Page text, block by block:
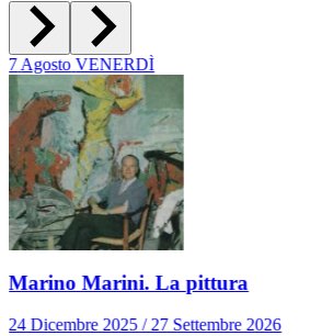
7Agosto VENERDÌ
Marino Marini. La pittura
24 Dicembre 2025 / 27 Settembre 2026